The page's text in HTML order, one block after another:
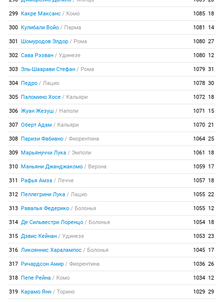
299 Какре Максанс / Комо 1085 18
300 Кулибали Войо / Парма 1081 14
301 Шомуродов Элдор / Рома 1080 27
302 Сава Рэзван / Удинезе 1080 12
303 Эль-Шаарави Стефан / Рома 1079 31
304 Педро / Лацио 1078 30
305 Паломино Хосе / Кальяри 1072 18
306 Жуан Жезуш / Наполи 1071 15
307 Оберт Адам / Кальяри 1070 21
308 Паризи Фабиано / Фиорентина 1064 25
309 Марьянуччи Лука / Эмполи 1061 18
310 Маньяни Джанджакомо / Верона 1059 17
311 Рафья Амза / Лечче 1057 18
312 Пеллегрини Лука / Лацио 1055 22
313 Равалья Федерико / Болонья 1055 12
314 Де Сильвестри Лоренцо / Болонья 1054 18
315 Дэвис Кейнан / Удинезе 1053 23
316 Ликояннис Харалампос / Болонья 1045 17
317 Ричардсон Амир / Фиорентина 1036 26
318 Пепе Рейна / Комо 1034 12
319 Карамо Янн / Торино 1029 29